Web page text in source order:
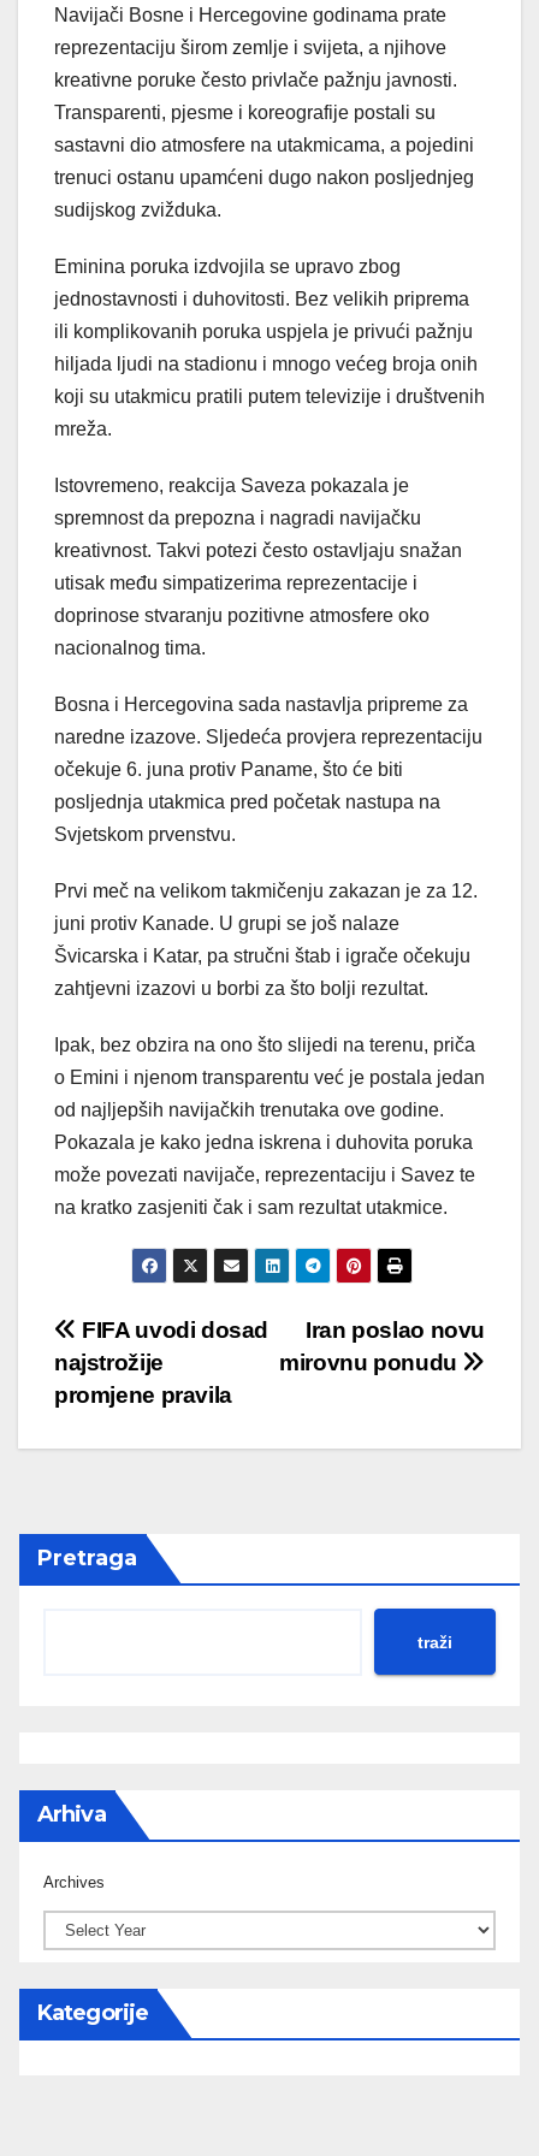
Navijači Bosne i Hercegovine godinama prate
reprezentaciju širom zemlje i svijeta, a njihove
kreativne poruke često privlače pažnju javnosti.
Transparenti, pjesme i koreografije postali su
sastavni dio atmosfere na utakmicama, a pojedini
trenuci ostanu upamćeni dugo nakon posljednjeg
sudijskog zvižduka.
Eminina poruka izdvojila se upravo zbog
jednostavnosti i duhovitosti. Bez velikih priprema
ili komplikovanih poruka uspjela je privući pažnju
hiljada ljudi na stadionu i mnogo većeg broja onih
koji su utakmicu pratili putem televizije i društvenih
mreža.
Istovremeno, reakcija Saveza pokazala je
spremnost da prepozna i nagradi navijačku
kreativnost. Takvi potezi često ostavljaju snažan
utisak među simpatizerima reprezentacije i
doprinose stvaranju pozitivne atmosfere oko
nacionalnog tima.
Bosna i Hercegovina sada nastavlja pripreme za
naredne izazove. Sljedeća provjera reprezentaciju
očekuje 6. juna protiv Paname, što će biti
posljednja utakmica pred početak nastupa na
Svjetskom prvenstvu.
Prvi meč na velikom takmičenju zakazan je za 12.
juni protiv Kanade. U grupi se još nalaze
Švicarska i Katar, pa stručni štab i igrače očekuju
zahtjevni izazovi u borbi za što bolji rezultat.
Ipak, bez obzira na ono što slijedi na terenu, priča
o Emini i njenom transparentu već je postala jedan
od najljepših navijačkih trenutaka ove godine.
Pokazala je kako jedna iskrena i duhovita poruka
može povezati navijače, reprezentaciju i Savez te
na kratko zasjeniti čak i sam rezultat utakmice.
Post
navigation
Iran poslao novu
mirovnu ponudu
FIFA uvodi dosad
najstrožije
promjene pravila
Pretraga
traži
Arhiva
Archives
Kategorije